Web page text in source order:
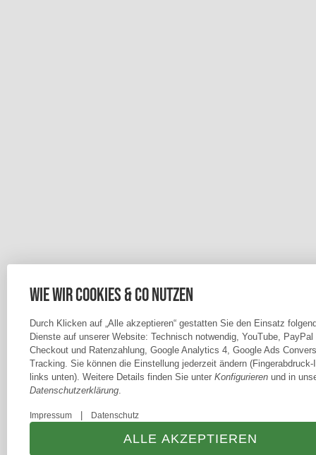
Wie wir Cookies & Co nutzen
Durch Klicken auf „Alle akzeptieren“ gestatten Sie den Einsatz
Dienste auf unserer Website: Technisch notwendig, YouTube,
Checkout und Ratenzahlung, Google Analytics 4, Google Ads
Tracking. Sie können die Einstellung jederzeit ändern (Fingerabdruck-
links unten). Weitere Details finden Sie unter Konfigurieren und in
Datenschutzerklärung.
Impressum Datenschutz
ALLE AKZEPTIEREN